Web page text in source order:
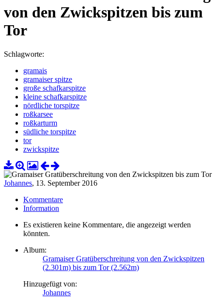
von den Zwickspitzen bis zum
Tor
Schlagworte:
gramais
gramaiser spitze
große schafkarspitze
kleine schafkarspitze
nördliche torspitze
roßkarsee
roßkarturm
südliche torspitze
tor
zwickspitze
Johannes, 13. September 2016
Kommentare
Information
Es existieren keine Kommentare, die angezeigt werden
könnten.
Album:
Gramaiser Gratüberschreitung von den Zwickspitzen
(2.301m) bis zum Tor (2.562m)
Hinzugefügt von:
Johannes